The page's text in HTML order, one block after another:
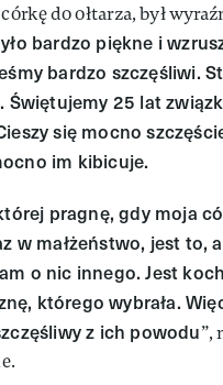
do ołtarza, był
bardzo piękne i
bardzo szczęśliwi.
Świętujemy 25 lat
się mocno
im kibicuje.
pragnę, gdy moja
w małżeństwo, jest to,
o nic innego. Jest
którego wybrała.
z ich powodu”,